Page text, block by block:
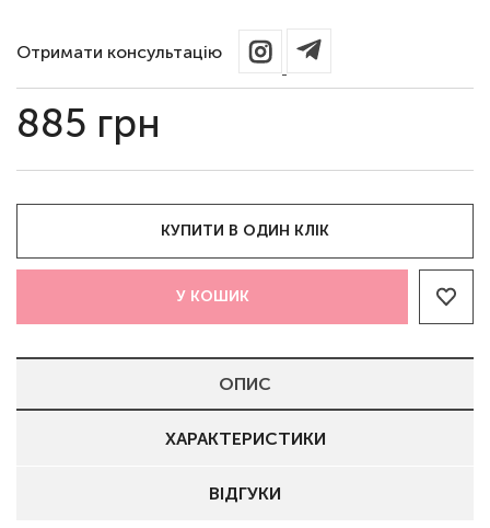
Отримати консультацію
885 грн
КУПИТИ В ОДИН КЛІК
У КОШИК
ОПИС
ХАРАКТЕРИСТИКИ
ВІДГУКИ